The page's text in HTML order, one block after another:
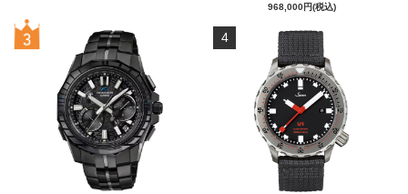
968,000円(税込)
4